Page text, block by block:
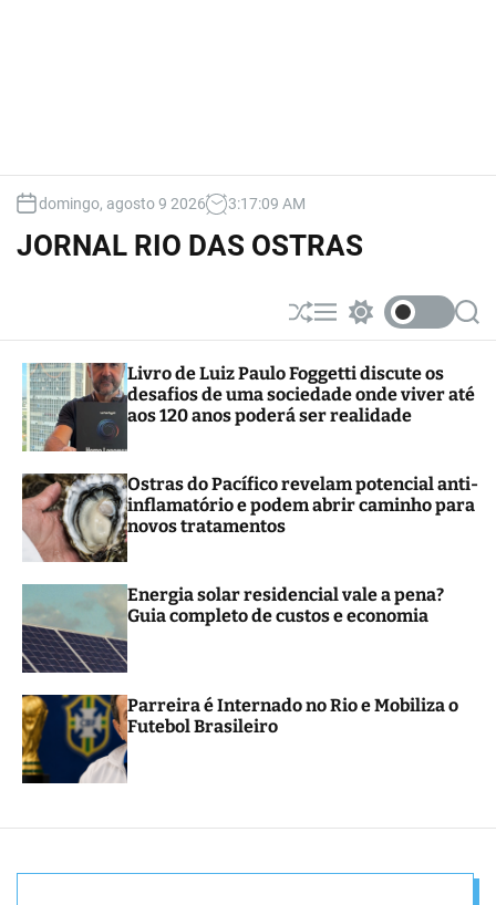
domingo, agosto 9 2026 3:17:10 AM
JORNAL RIO DAS OSTRAS
S
h
ff
l
e
M
e
u
w
t
c
h
o
r
e
S
e
c
Livro de Luiz Paulo Foggetti discute os
desafios de uma sociedade onde viver até
aos 120 anos poderá ser realidade
Ostras do Pacífico revelam potencial anti-
inflamatório e podem abrir caminho para
novos tratamentos
Energia solar residencial vale a pena?
Guia completo de custos e economia
Parreira é Internado no Rio e Mobiliza o
Futebol Brasileiro